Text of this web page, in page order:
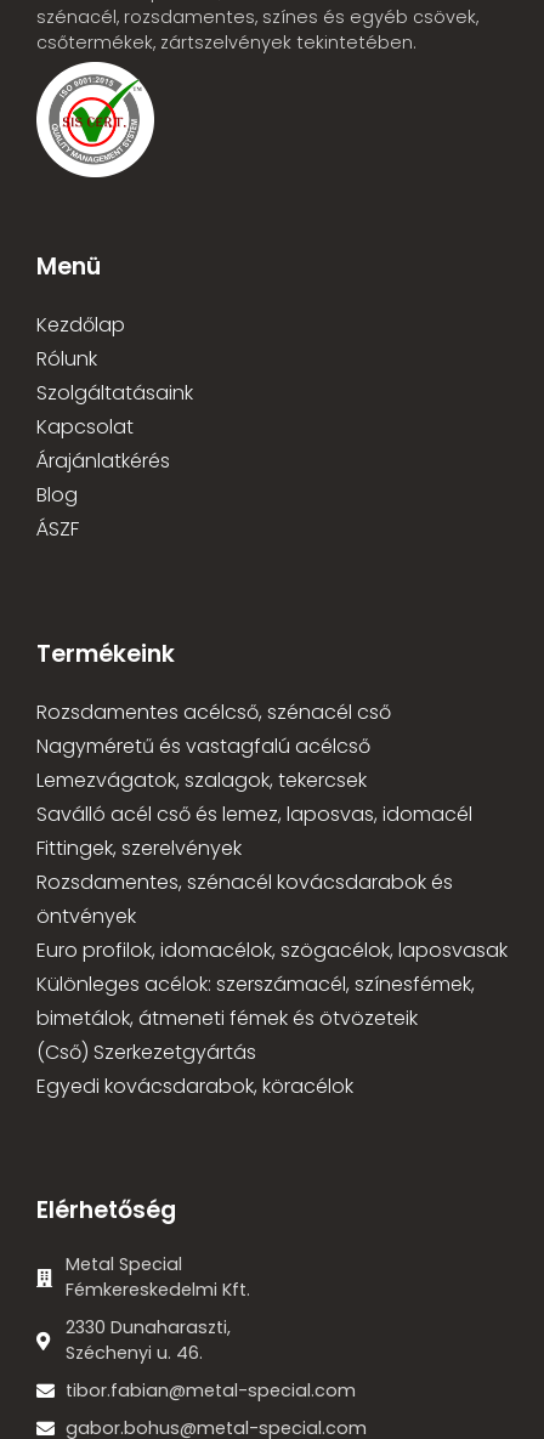
szénacél, rozsdamentes, színes és egyéb csövek,
csőtermékek, zártszelvények tekintetében.
Menü
Kezdőlap
Rólunk
Szolgáltatásaink
Kapcsolat
Árajánlatkérés
Blog
ÁSZF
Termékeink
Rozsdamentes acélcső, szénacél cső
Nagyméretű és vastagfalú acélcső
Lemezvágatok, szalagok, tekercsek
Saválló acél cső és lemez, laposvas, idomacél
Fittingek, szerelvények
Rozsdamentes, szénacél kovácsdarabok és
öntvények
Euro profilok, idomacélok, szögacélok, laposvasak
Különleges acélok: szerszámacél, színesfémek,
bimetálok, átmeneti fémek és ötvözeteik
(Cső) Szerkezetgyártás
Egyedi kovácsdarabok, köracélok
Elérhetőség
Metal Special
Fémkereskedelmi Kft.
2330 Dunaharaszti,
Széchenyi u. 46.
tibor.fabian@metal-special.com
gabor.bohus@metal-special.com